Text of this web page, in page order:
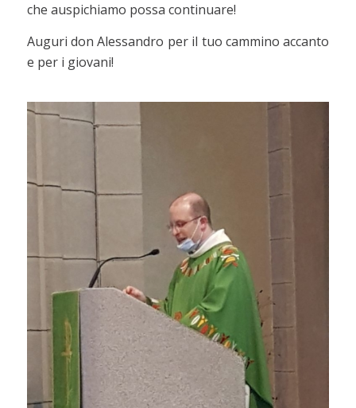
che auspichiamo possa continuare!
Auguri don Alessandro per il tuo cammino accanto
e per i giovani!